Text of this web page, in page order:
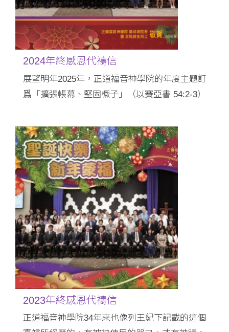
2024年終感恩代禱信
展望明年2025年，正道福音神學院的年度主題訂
爲「擴張帳幕、堅固橛子」（以賽亞書 54:2-3）
2023年終感恩代禱信
正道福音神學院34年來也像列王紀下記載的這個